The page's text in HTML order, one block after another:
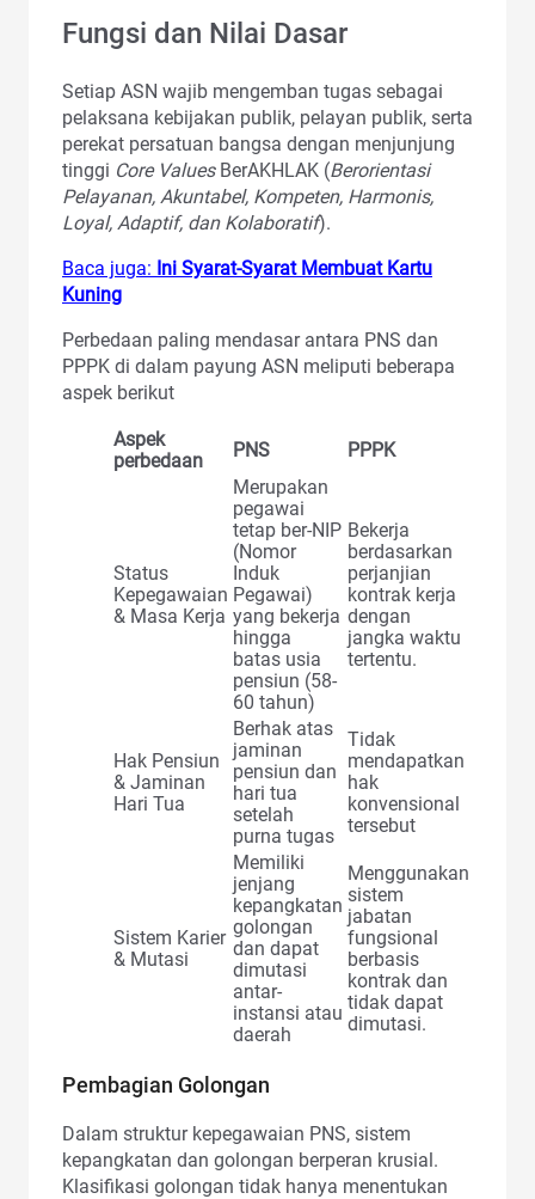
Fungsi dan Nilai Dasar
Setiap ASN wajib mengemban tugas sebagai
pelaksana kebijakan publik, pelayan publik, serta
perekat persatuan bangsa dengan menjunjung
tinggi Core ValuesBerAKHLAK (Berorientasi
Pelayanan, Akuntabel, Kompeten, Harmonis,
Loyal, Adaptif, dan Kolaboratif).
Baca juga: Ini Syarat-Syarat Membuat Kartu
Kuning
Perbedaan paling mendasar antara PNS dan
PPPK di dalam payung ASN meliputi beberapa
aspek berikut
Aspek
perbedaan
PNS PPPK
Status
Kepegawaian
& Masa Kerja
Merupakan
pegawai
tetap ber-NIP
(Nomor
Induk
Pegawai)
yang bekerja
hingga
batas usia
pensiun (58-
60 tahun)
Bekerja
berdasarkan
perjanjian
kontrak kerja
dengan
jangka waktu
tertentu.
Hak Pensiun
& Jaminan
Hari Tua
Berhak atas
jaminan
pensiun dan
hari tua
setelah
purna tugas
Tidak
mendapatkan
hak
konvensional
tersebut
Sistem Karier
& Mutasi
Memiliki
jenjang
kepangkatan
golongan
dan dapat
dimutasi
antar-
instansi atau
daerah
Menggunakan
sistem
jabatan
fungsional
berbasis
kontrak dan
tidak dapat
dimutasi.
Pembagian Golongan
Dalam struktur kepegawaian PNS, sistem
kepangkatan dan golongan berperan krusial.
Klasifikasi golongan tidak hanya menentukan